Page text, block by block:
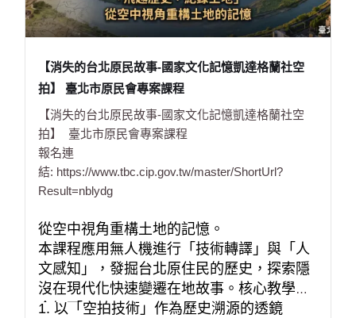
【消失的台北原民故事-國家文化記憶凱達格蘭社空
拍】 臺北市原民會專案課程
【消失的台北原民故事-國家文化記憶凱達格蘭社空
拍】 臺北市原民會專案課程
報名連
結: https://www.tbc.cip.gov.tw/master/ShortUrl?
Result=nblydg
從空中視角重構土地的記憶。
本課程應用無人機進行「技術轉譯」與「人
文感知」，發掘台北原住民的歷史，探索隱
沒在現代化快速變遷在地故事。核心教學理
念如下：
1. 以「空拍技術」作為歷史溯源的透鏡